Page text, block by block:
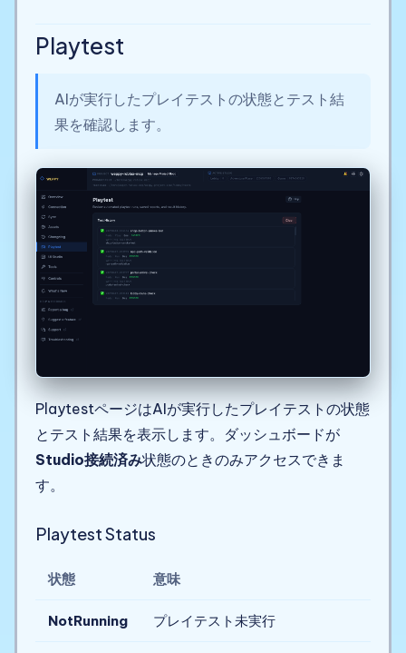
Playtest
AIが実行したプレイテストの状態とテスト結
果を確認します。
PlaytestページはAIが実行したプレイテストの状態
とテスト結果を表示します。ダッシュボードが
Studio接続済み状態のときのみアクセスできま
す。
Playtest Status
状態 意味
NotRunning プレイテスト未実行